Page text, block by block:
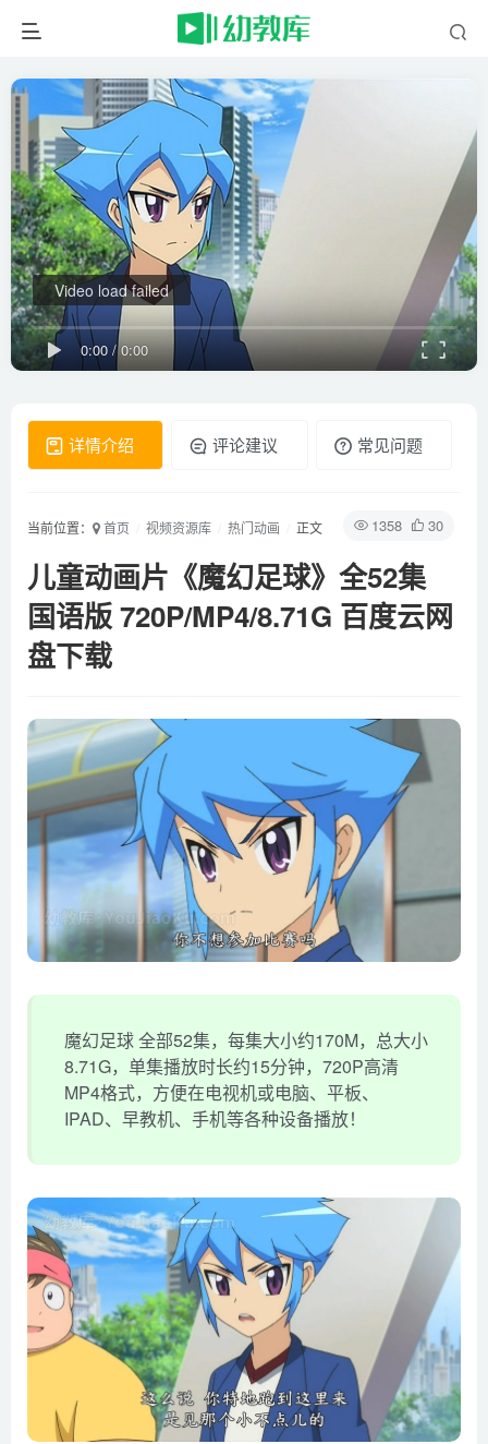
0:00 /0:00
Video load failed
详情介绍 评论建议 常见问题
1358 30
当前位置： 首页 视频资源库 热门动画 正文
儿童动画片《魔幻足球》全52集
国语版 720P/MP4/8.71G 百度云网
盘下载
魔幻足球 全部52集，每集大小约170M，总大小
8.71G，单集播放时长约15分钟，720P高清
MP4格式，方便在电视机或电脑、平板、
IPAD、早教机、手机等各种设备播放！